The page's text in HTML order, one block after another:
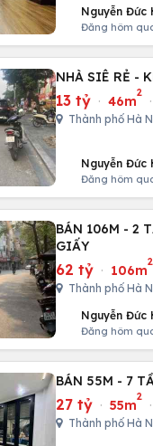
Nguyễn Đức
Đăng hôm
NHÀ SIÊ RẺ -
13 tỷ · 46m
2
·
Thành phố Hà
Nguyễn Đức
Đăng hôm
BÁN 106M - 2
GIẤY
62 tỷ · 106m
2
Thành phố Hà
Nguyễn Đức
Đăng hôm
BÁN 55M - 7
27 tỷ · 55m
2
·
Thành phố Hà